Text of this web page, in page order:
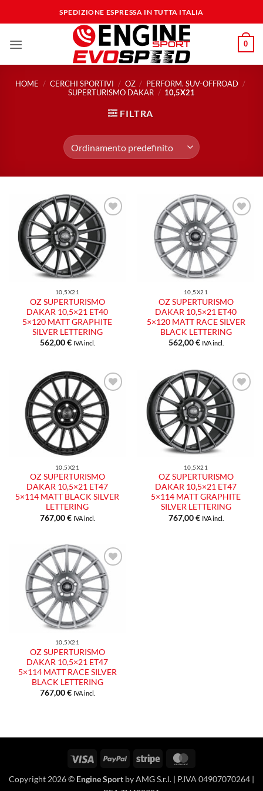
ai
SPEDIZIONE ESPRESSA IN TUTTA ITALIA
0
HOME / CERCHI SPORTIVI / OZ / PERFORM. SUV-OFFROAD /
SUPERTURISMO DAKAR / 10,5X21
FILTRA
Aggiungi
alla lista
dei
desideri
10,5X21
OZ SUPERTURISMO
DAKAR 10,5×21 ET40
5×120 MATT GRAPHITE
SILVER LETTERING
562,00€ IVA incl.
Aggiungi
alla lista
dei
desideri
10,5X21
OZ SUPERTURISMO
DAKAR 10,5×21 ET40
5×120 MATT RACE SILVER
BLACK LETTERING
562,00€ IVA incl.
Aggiungi
alla lista
dei
desideri
10,5X21
OZ SUPERTURISMO
DAKAR 10,5×21 ET47
5×114 MATT BLACK SILVER
LETTERING
767,00€ IVA incl.
Aggiungi
alla lista
dei
desideri
10,5X21
OZ SUPERTURISMO
DAKAR 10,5×21 ET47
5×114 MATT GRAPHITE
SILVER LETTERING
767,00€ IVA incl.
Aggiungi
alla lista
dei
desideri
10,5X21
OZ SUPERTURISMO
DAKAR 10,5×21 ET47
5×114 MATT RACE SILVER
BLACK LETTERING
767,00€ IVA incl.
Visa PayPal Stripe
Copyright 2026 © Engine Sport by AMG S.r.l. | P.IVA 04907070264 |